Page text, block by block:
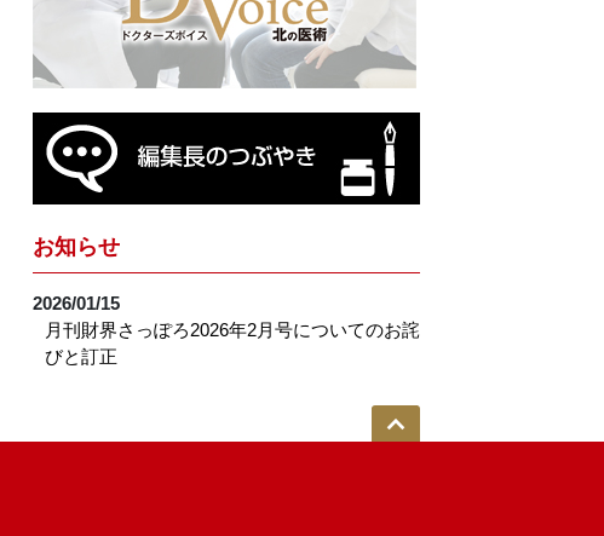
お知らせ
2026/01/15
月刊財界さっぽろ2026年2月号についてのお詫
びと訂正